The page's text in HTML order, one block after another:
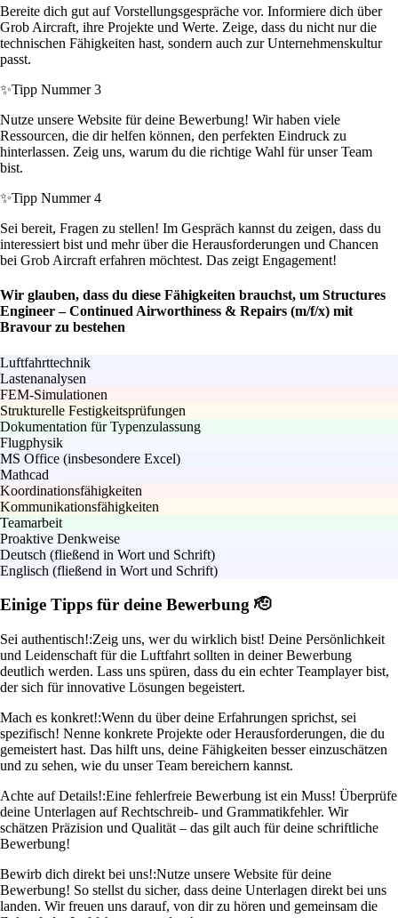
Bereite dich gut auf Vorstellungsgespräche vor. Informiere dich über
Grob Aircraft, ihre Projekte und Werte. Zeige, dass du nicht nur die
technischen Fähigkeiten hast, sondern auch zur Unternehmenskultur
passt.
✨Tipp Nummer 3
Nutze unsere Website für deine Bewerbung! Wir haben viele
Ressourcen, die dir helfen können, den perfekten Eindruck zu
hinterlassen. Zeig uns, warum du die richtige Wahl für unser Team
bist.
✨Tipp Nummer 4
Sei bereit, Fragen zu stellen! Im Gespräch kannst du zeigen, dass du
interessiert bist und mehr über die Herausforderungen und Chancen
bei Grob Aircraft erfahren möchtest. Das zeigt Engagement!
Wir glauben, dass du diese Fähigkeiten brauchst, um Structures
Engineer – Continued Airworthiness & Repairs (m/f/x) mit
Bravour zu bestehen
Luftfahrttechnik
Lastenanalysen
FEM-Simulationen
Strukturelle Festigkeitsprüfungen
Dokumentation für Typenzulassung
Flugphysik
MS Office (insbesondere Excel)
Mathcad
Koordinationsfähigkeiten
Kommunikationsfähigkeiten
Teamarbeit
Proaktive Denkweise
Deutsch (fließend in Wort und Schrift)
Englisch (fließend in Wort und Schrift)
Einige Tipps für deine Bewerbung 🫡
Sei authentisch!:Zeig uns, wer du wirklich bist! Deine Persönlichkeit
und Leidenschaft für die Luftfahrt sollten in deiner Bewerbung
deutlich werden. Lass uns spüren, dass du ein echter Teamplayer bist,
der sich für innovative Lösungen begeistert.
Mach es konkret!:Wenn du über deine Erfahrungen sprichst, sei
spezifisch! Nenne konkrete Projekte oder Herausforderungen, die du
gemeistert hast. Das hilft uns, deine Fähigkeiten besser einzuschätzen
und zu sehen, wie du unser Team bereichern kannst.
Achte auf Details!:Eine fehlerfreie Bewerbung ist ein Muss! Überprüfe
deine Unterlagen auf Rechtschreib- und Grammatikfehler. Wir
schätzen Präzision und Qualität – das gilt auch für deine schriftliche
Bewerbung!
Bewirb dich direkt bei uns!:Nutze unsere Website für deine
Bewerbung! So stellst du sicher, dass deine Unterlagen direkt bei uns
landen. Wir freuen uns darauf, von dir zu hören und gemeinsam die